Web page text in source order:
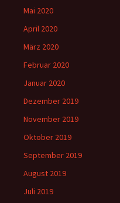
Mai 2020
April 2020
März 2020
Februar 2020
Januar 2020
Dezember 2019
November 2019
Oktober 2019
September 2019
August 2019
Juli 2019